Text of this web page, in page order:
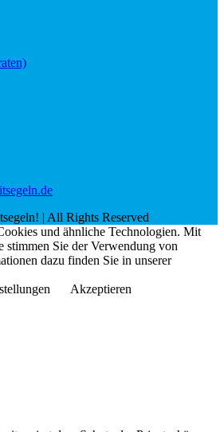
| All Rights Reserved
und ähnliche Technologien. Mit
stimmen Sie der Verwendung von
dazu finden Sie in unserer
Akzeptieren